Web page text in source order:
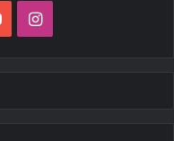
YouTubeInstagram